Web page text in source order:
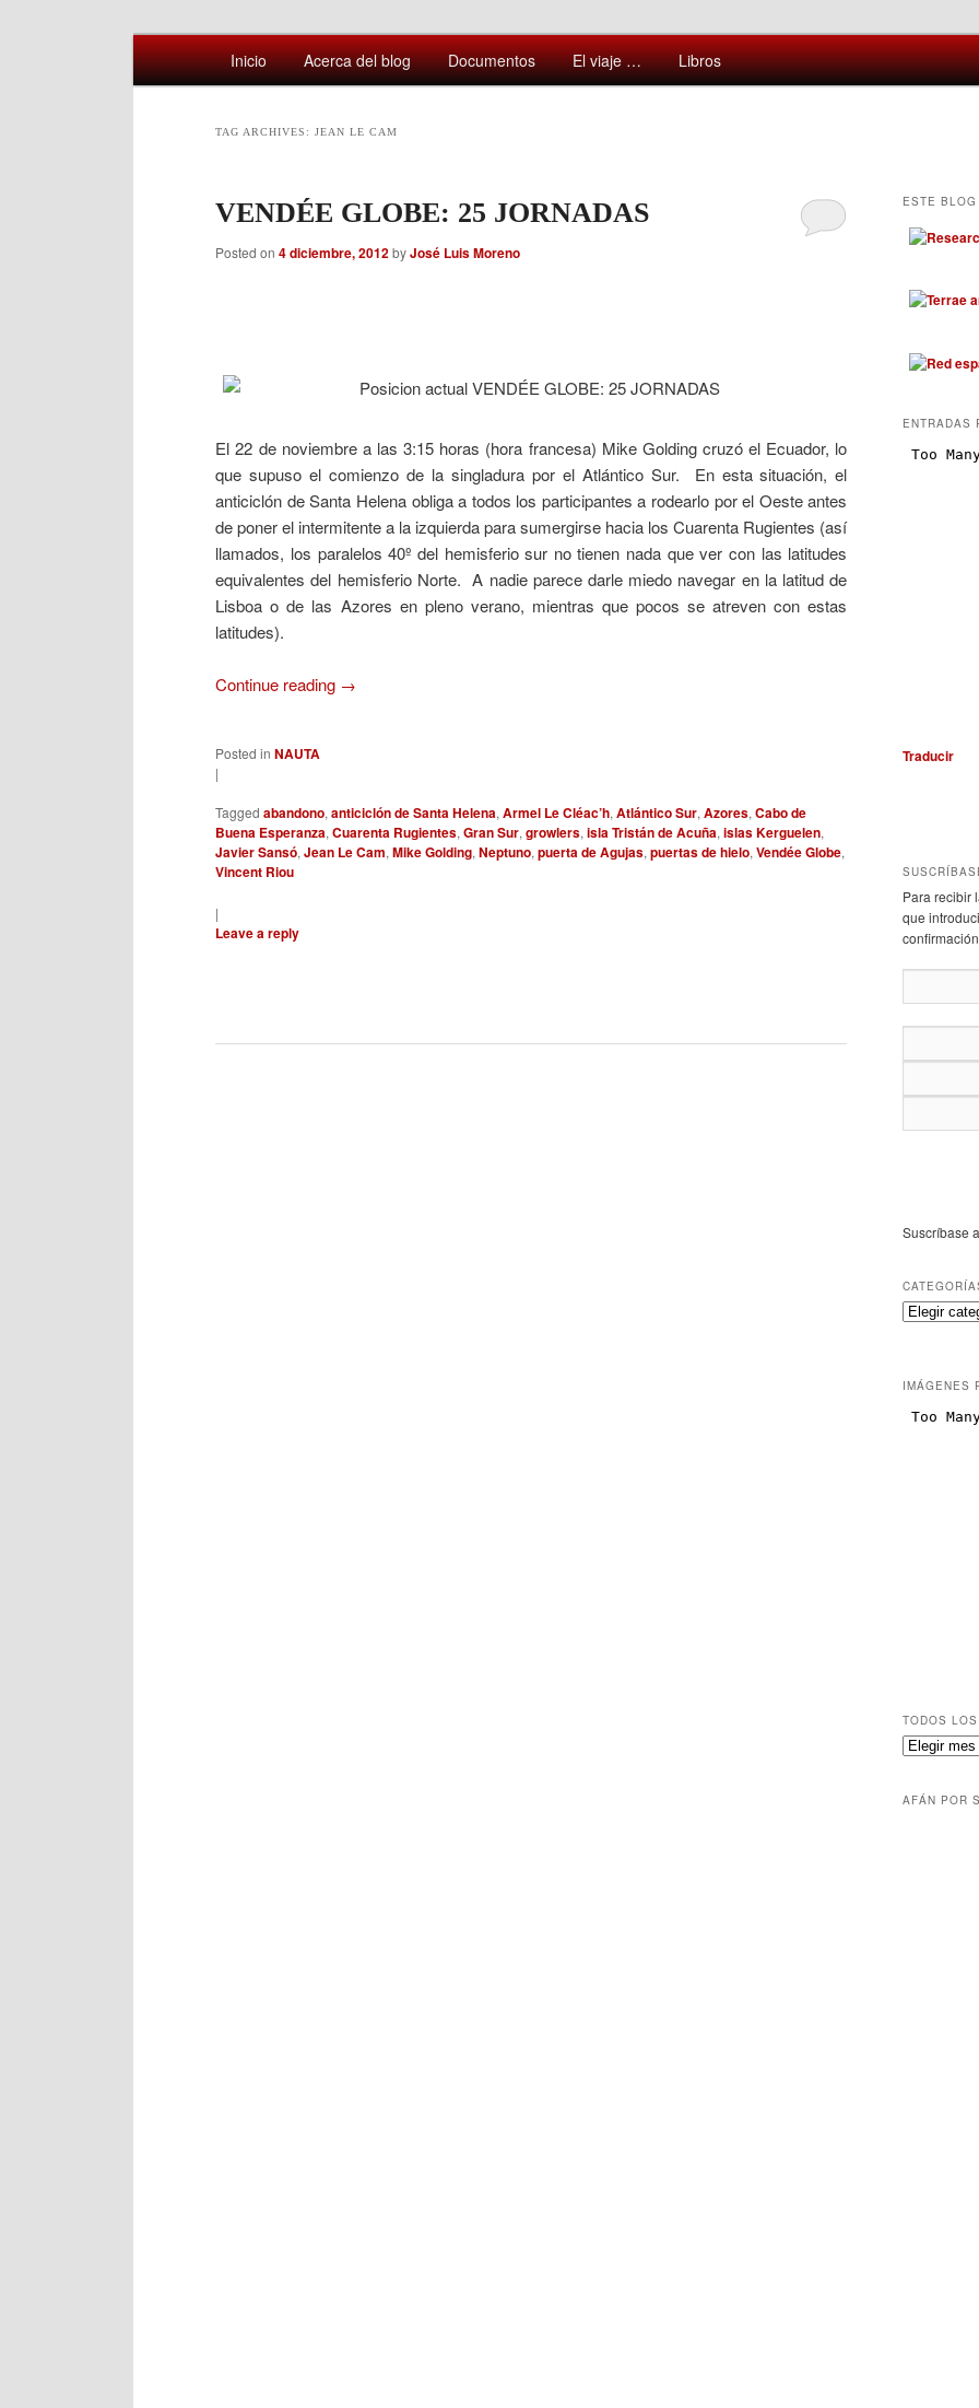
Comentarios sobre aspectos interesantes y sorprendentes del mundo que nos rodea
Main
menu
Skip
content
Skip
content
Inicio Acerca del blog Documentos El viaje … Libros
TAG ARCHIVES:JEAN LE CAM
VENDÉE GLOBE: 25 JORNADAS
Posted on4 diciembre, 2012byJosé Luis Moreno
El 22 de noviembre a las 3:15 horas (hora francesa) Mike Golding cruzó el Ecuador, lo
que supuso el comienzo de la singladura por el Atlántico Sur. En esta situación, el
anticiclón de Santa Helena obliga a todos los participantes a rodearlo por el Oeste antes
de poner el intermitente a la izquierda para sumergirse hacia los Cuarenta Rugientes (así
llamados, los paralelos 40º del hemisferio sur no tienen nada que ver con las latitudes
equivalentes del hemisferio Norte. A nadie parece darle miedo navegar en la latitud de
Lisboa o de las Azores en pleno verano, mientras que pocos se atreven con estas
latitudes).
Continue reading →
Posted in NAUTA
|
Tagged abandono,anticiclón de Santa Helena,Armel Le Cléac’h,Atlántico Sur,Azores,Cabo de
Buena Esperanza,Cuarenta Rugientes,Gran Sur,growlers,isla Tristán de Acuña,islas Kerguelen,
Javier Sansó,Jean Le Cam,Mike Golding,Neptuno,puerta de Agujas,puertas de hielo,Vendée Globe,
Vincent Riou
|
Leave a reply
ESTE
ENTRADAS
Traducir
Para recibir
que
Suscríbase
IMÁGENES
TODOS
AFÁN POR